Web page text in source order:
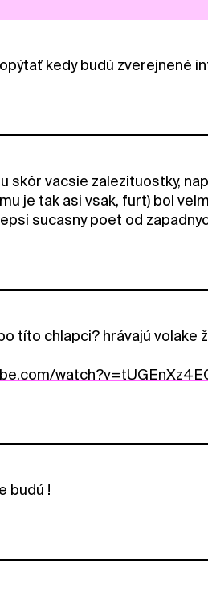
kedy budú zverejnené
skôr vacsie zalezituostky,
je tak asi vsak, furt) bol
sucasny poet od
títo chlapci? hrávajú volake
budú !